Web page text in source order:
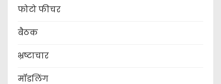
फोटो फीचर
बैठक
भ्रष्टाचार
मॉडलिंग